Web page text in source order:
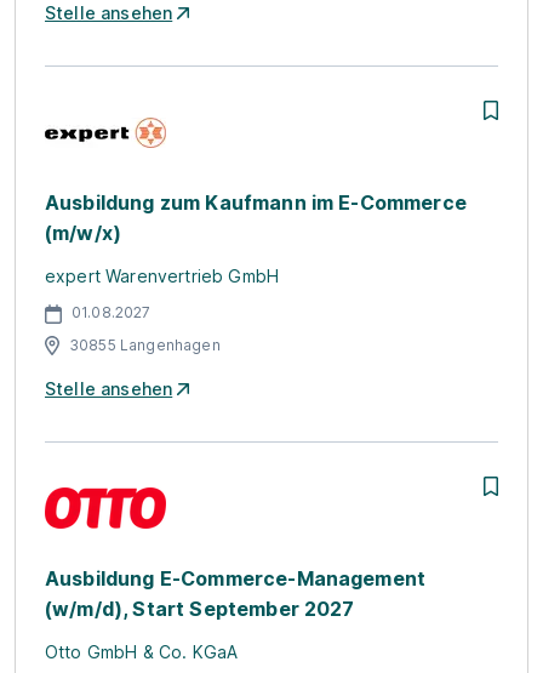
Stelle ansehen
Ausbildung zum Kaufmann im E-Commerce
(m/w/x)
expert Warenvertrieb GmbH
01.08.2027
30855 Langenhagen
Stelle ansehen
Ausbildung E-Commerce-Management
(w/m/d), Start September 2027
Otto GmbH & Co. KGaA